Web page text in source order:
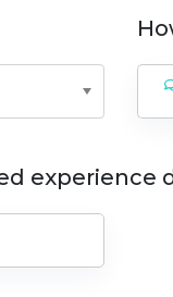
experience